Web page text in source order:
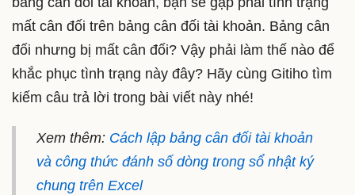
mất cân đối trên bảng cân đối tài khoản. Bảng cân
đối nhưng bị mất cân đối? Vậy phải làm thế nào để
khắc phục tình trạng này đây? Hãy cùng Gitiho tìm
kiếm câu trả lời trong bài viết này nhé!
Xem thêm: Cách lập bảng cân đối tài khoản
và công thức đánh số dòng trong sổ nhật ký
chung trên Excel